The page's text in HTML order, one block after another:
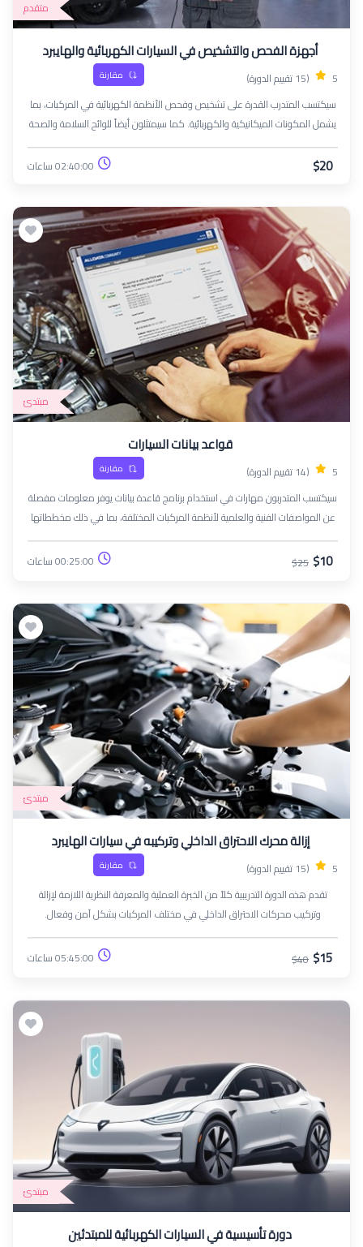
متقدم
أجهزة الفحص والتشخيص في السيارات الكهربائية والهايبرد
5 (15 تقييم الدورة) مقارنة
سيكتسب المتدرب القدرة على تشخيص وفحص الأنظمة الكهربائية في المركبات، بما
يشمل المكونات الميكانيكية والكهربائية. كما سيمتثلون أيضاً للوائح السلامة والصحة
مع إظهار الالتزام بالتحسين المستمر وتطوير مهاراتهم.
$20 02:40:00 ساعات
مبتدئ
قواعد بيانات السيارات
5 (14 تقييم الدورة) مقارنة
سيكتسب المتدربون مهارات في استخدام برنامج قاعدة بيانات يوفر معلومات مفصلة
عن المواصفات الفنية والعلمية لأنظمة المركبات المختلفة، بما في ذلك مخططاتها
الكهربائية والميكانيكية.
$10
$25 00:25:00 ساعات
مبتدئ
إزالة محرك الاحتراق الداخلي وتركيبه في سيارات الهايبرد
5 (15 تقييم الدورة) مقارنة
تقدم هذه الدورة التدريبية كلاً من الخبرة العملية والمعرفة النظرية اللازمة لإزالة
وتركيب محركات الاحتراق الداخلي في مختلف المركبات بشكل آمن وفعال.
سيكتسب المشاركون خبرة في الأدوات والتقنيات وأفضل الممارسات الصناعية
$15
$40 05:45:00 ساعات
مبتدئ
دورة تأسيسية في السيارات الكهربائية للمبتدئين